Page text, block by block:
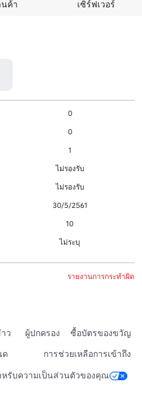
นค้า เซิร์ฟเวอร์
0
0
1
ไม่รองรับ
ไม่รองรับ
30/5/2561
10
ไม่ระบุ
รายงานการกระทำผิด
ว ผู้ปกครอง
ซื้อบัตรของขวัญ
ด
การช่วยเหลือการเข้าถึง
หรับความเป็นส่วนตัวของคุณ